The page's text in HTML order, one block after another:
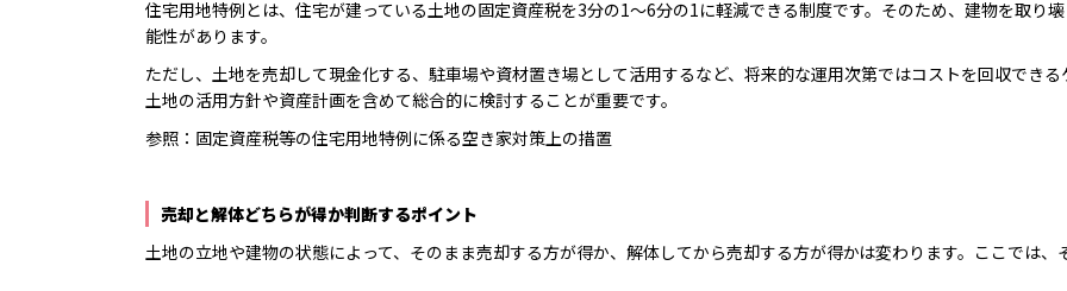
住宅用地特例とは、住宅が建っている土地の固定資産税を3分の1〜6分の1に軽減できる制度です。そのため、建物を取り
能性があります。
ただし、土地を売却して現金化する、駐車場や資材置き場として活用するなど、将来的な運用次第ではコストを回収でき
土地の活用方針や資産計画を含めて総合的に検討することが重要です。
参照： 固定資産税等の住宅用地特例に係る空き家対策上の措置
売却と解体どちらが得か判断するポイント
土地の立地や建物の状態によって、そのまま売却する方が得か、解体してから売却する方が得かは変わります。ここでは